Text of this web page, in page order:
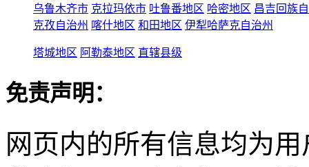
乌鲁木齐市 克拉玛依市 吐鲁番地区 哈密地区 昌吉回族
克孜自治州 喀什地区 和田地区 伊犁哈萨克自治州
塔城地区 阿勒泰地区 直辖县级
免责声明：
网页内的所有信息均为